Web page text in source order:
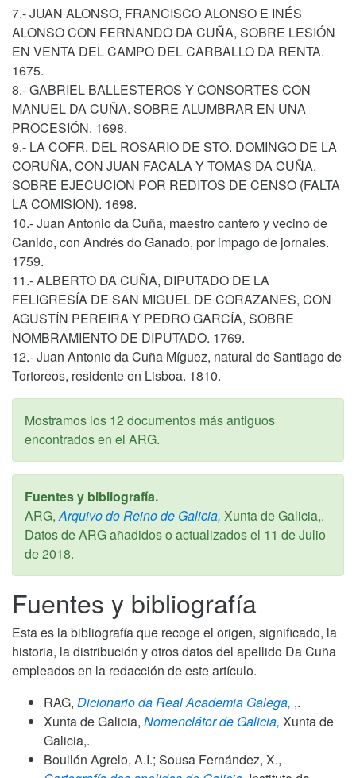
7.- JUAN ALONSO, FRANCISCO ALONSO E INÉS
ALONSO CON FERNANDO DA CUÑA, SOBRE LESIÓN
EN VENTA DEL CAMPO DEL CARBALLO DA RENTA.
1675.
8.- GABRIEL BALLESTEROS Y CONSORTES CON
MANUEL DA CUÑA. SOBRE ALUMBRAR EN UNA
PROCESIÓN. 1698.
9.- LA COFR. DEL ROSARIO DE STO. DOMINGO DE LA
CORUÑA, CON JUAN FACALA Y TOMAS DA CUÑA,
SOBRE EJECUCION POR REDITOS DE CENSO (FALTA
LA COMISION). 1698.
10.- Juan Antonio da Cuña, maestro cantero y vecino de
Canido, con Andrés do Ganado, por impago de jornales.
1759.
11.- ALBERTO DA CUÑA, DIPUTADO DE LA
FELIGRESÍA DE SAN MIGUEL DE CORAZANES, CON
AGUSTÍN PEREIRA Y PEDRO GARCÍA, SOBRE
NOMBRAMIENTO DE DIPUTADO. 1769.
12.- Juan Antonio da Cuña Míguez, natural de Santiago de
Tortoreos, residente en Lisboa. 1810.
Mostramos los 12 documentos más antiguos
encontrados en el ARG.
Fuentes y bibliografía.
ARG, Arquivo do Reino de Galicia, Xunta de Galicia,.
Datos de ARG añadidos o actualizados el 11 de Julio
de 2018.
Fuentes y bibliografía
Esta es la bibliografía que recoge el origen, significado, la
historia, la distribución y otros datos del apellido Da Cuña
empleados en la redacción de este artículo.
RAG, Dicionario da Real Academia Galega, ,.
Xunta de Galicia, Nomenclátor de Galicia, Xunta de
Galicia,.
Boullón Agrelo, A.I.; Sousa Fernández, X.,